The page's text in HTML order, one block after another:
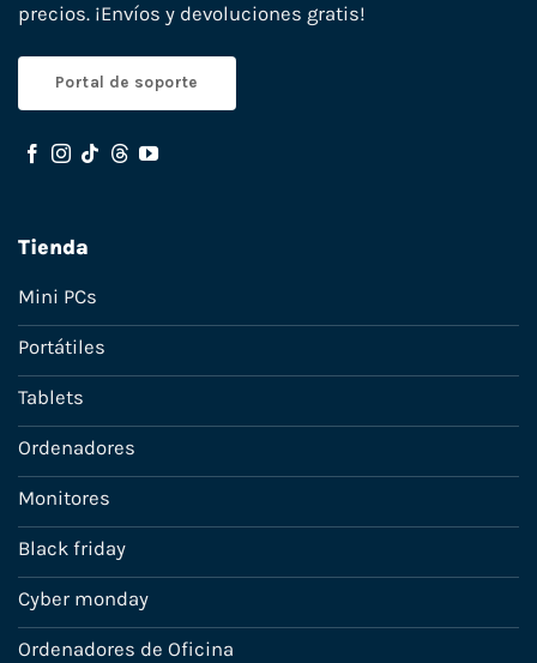
precios. ¡Envíos y devoluciones gratis!
Portal de soporte
Tienda
Mini PCs
Portátiles
Tablets
Ordenadores
Monitores
Black friday
Cyber monday
Ordenadores de Oficina